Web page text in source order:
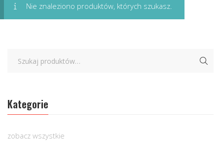
Nie znaleziono produktów, których szukasz.
Kategorie
zobacz wszystkie